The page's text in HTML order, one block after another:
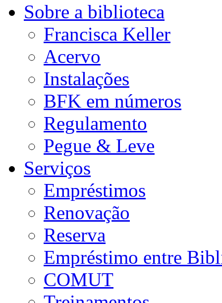
Sobre a biblioteca
Francisca Keller
Acervo
Instalações
BFK em números
Regulamento
Pegue & Leve
Serviços
Empréstimos
Renovação
Reserva
Empréstimo entre
COMUT